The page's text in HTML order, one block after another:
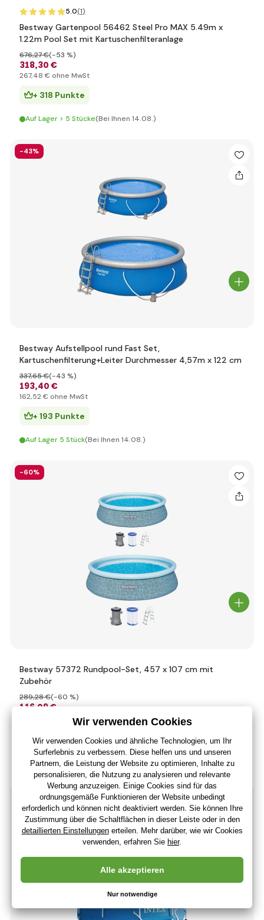
5.0(1)
Bestway Gartenpool 56462 Steel Pro MAX 5.49m x
1.22m Pool Set mit Kartuschenfilteranlage
318,30 €
676,27 €(-53 %)
267,48 € ohne MwSt
+ 318 Punkte
Auf Lager > 5 Stücke(Bei Ihnen 14.08.)
-43%
Bestway Aufstellpool rund Fast Set,
Kartuschenfilterung+Leiter Durchmesser 4,57m x 122 cm
193,40 €
337,65 €(-43 %)
162,52 € ohne MwSt
+ 193 Punkte
Auf Lager 5 Stück(Bei Ihnen 14.08.)
-60%
Bestway 57372 Rundpool-Set, 457 x 107 cm mit
Zubehör
116 ,09 €
289,28 €(-60 %)
ohne MwSt
+ 116 Punkte
Auf Lager > 5 Stücke(Bei Ihnen 14.08.)